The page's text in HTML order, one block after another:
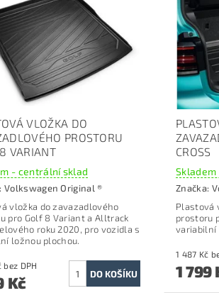
VLOŽKA DO
PROSTORU
VARIANT
- centrální sklad
Volkswagen Original ®
vložka do zavazadlového
pro Golf 8 Variant a Alltrack
roku 2020, pro vozidla s
ložnou plochou.
1 454 Kč bez DPH
Kč
CROSS
Značka:
Plastová
prostoru
variabilní
1
1 799